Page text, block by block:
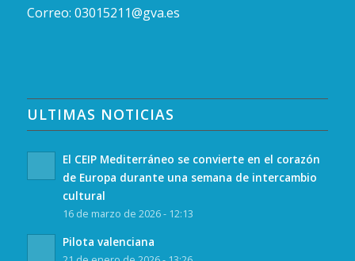
Correo: 03015211@gva.es
ULTIMAS NOTICIAS
El CEIP Mediterráneo se convierte en el corazón
de Europa durante una semana de intercambio
cultural
16 de marzo de 2026 - 12:13
Pilota valenciana